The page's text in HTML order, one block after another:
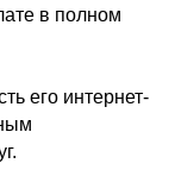
в полном
его интернет-